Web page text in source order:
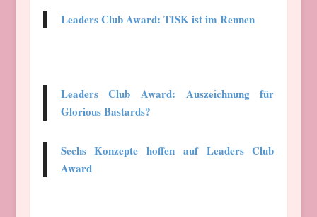
Leaders Club Award: TISK ist im Rennen
Leaders Club Award: Auszeichnung für
Glorious Bastards?
Sechs Konzepte hoffen auf Leaders Club
Award